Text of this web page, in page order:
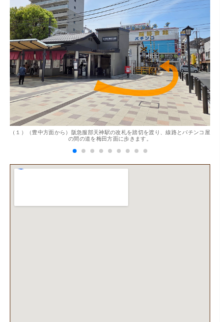
（１）（豊中方面から）阪急服部天神駅の改札を踏切を渡り、線路とパチンコ屋
の間の道を梅田方面に歩きます。